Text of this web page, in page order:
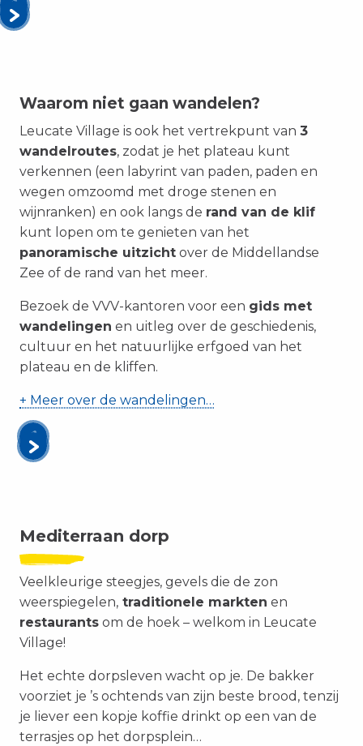
Waarom niet gaan wandelen?
Leucate Village is ook het vertrekpunt van 3
wandelroutes, zodat je het plateau kunt
verkennen (een labyrint van paden, paden en
wegen omzoomd met droge stenen en
wijnranken) en ook langs de rand van de klif
kunt lopen om te genieten van het
panoramische uitzicht over de Middellandse
Zee of de rand van het meer.
Bezoek de VVV-kantoren voor een gids met
wandelingen en uitleg over de geschiedenis,
cultuur en het natuurlijke erfgoed van het
plateau en de kliffen.
+ Meer over de wandelingen…
Mediterraan dorp
Veelkleurige steegjes, gevels die de zon
weerspiegelen, traditionele markten en
restaurants om de hoek – welkom in Leucate
Village!
Het echte dorpsleven wacht op je. De bakker
voorziet je ’s ochtends van zijn beste brood, tenzij
je liever een kopje koffie drinkt op een van de
terrasjes op het dorpsplein…